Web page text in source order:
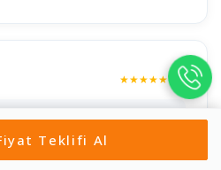
★★★★★ 5.0
geçtiğim dakikadan itibaren, ilgi
teşekkür ediyorum. bir taşıma
Teklifi Al